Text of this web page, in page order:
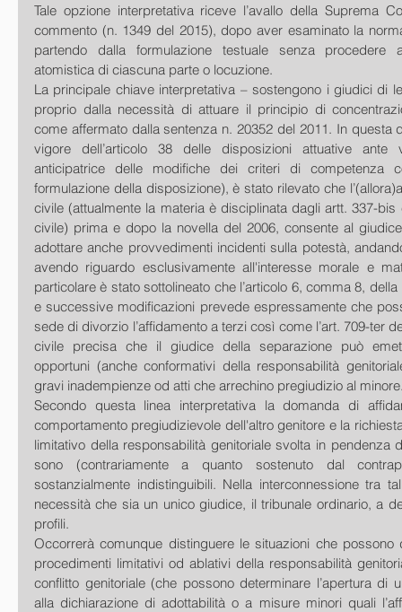
Tale opzione interpretativa riceve l’avallo della Suprema
commento (n. 1349 del 2015), dopo aver esaminato la
partendo dalla formulazione testuale senza procedere
atomistica di ciascuna parte o locuzione.
La principale chiave interpretativa – sostengono i giudici di
proprio dalla necessità di attuare il principio di
come affermato dalla sentenza n. 20352 del 2011. In questa
vigore dell’articolo 38 delle disposizioni attuative ante
anticipatrice delle modifiche dei criteri di competenza
formulazione della disposizione), è stato rilevato che
civile (attualmente la materia è disciplinata dagli artt. 337-
civile) prima e dopo la novella del 2006, consente al
adottare anche provvedimenti incidenti sulla potestà,
avendo riguardo esclusivamente all'interesse morale e
particolare è stato sottolineato che l’articolo 6, comma 8,
e successive modificazioni prevede espressamente che
sede di divorzio l’affidamento a terzi così come l’art. 709-ter
civile precisa che il giudice della separazione può
opportuni (anche conformativi della responsabilità
gravi inadempienze od atti che arrechino pregiudizio al
Secondo questa linea interpretativa la domanda di
comportamento pregiudizievole dell'altro genitore e la
limitativo della responsabilità genitoriale svolta in pendenza
sono (contrariamente a quanto sostenuto dal
sostanzialmente indistinguibili. Nella interconnessione tra
necessità che sia un unico giudice, il tribunale ordinario, a
profili.
Occorrerà comunque distinguere le situazioni che possono
procedimenti limitativi od ablativi della responsabilità
conflitto genitoriale (che possono determinare l’apertura di
alla dichiarazione di adottabilità o a misure minori quali